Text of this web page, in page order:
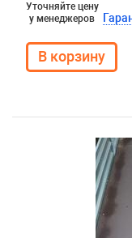
Уточняйте цену
у менеджеров